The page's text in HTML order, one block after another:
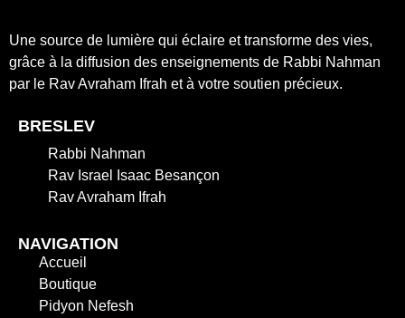
Une source de lumière qui éclaire et transforme des vies,
grâce à la diffusion des enseignements de Rabbi Nahman
par le Rav Avraham Ifrah et à votre soutien précieux.
BRESLEV
Rabbi Nahman
Rav Israel Isaac Besançon
Rav Avraham Ifrah
NAVIGATION
Accueil
Boutique
Pidyon Nefesh